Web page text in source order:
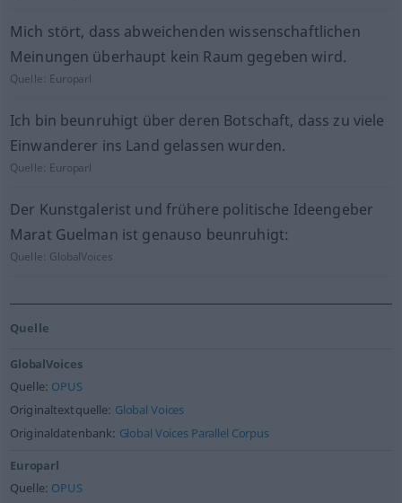
Mich stört, dass abweichenden wissenschaftlichen
Meinungen überhaupt kein Raum gegeben wird.
Quelle: Europarl
Ich bin beunruhigt über deren Botschaft, dass zu viele
Einwanderer ins Land gelassen wurden.
Quelle: Europarl
Der Kunstgalerist und frühere politische Ideengeber
Marat Guelman ist genauso beunruhigt:
Quelle: GlobalVoices
Quelle
GlobalVoices
Quelle: OPUS
Originaltextquelle: Global Voices
Originaldatenbank: Global Voices Parallel Corpus
Europarl
Quelle: OPUS